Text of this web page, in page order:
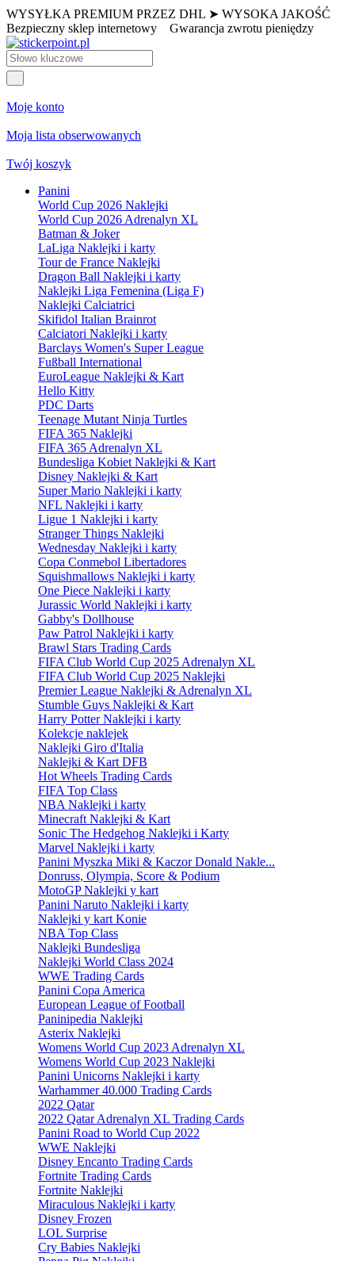
WYSYŁKA PREMIUM PRZEZ DHL ➤ WYSOKA JAKOŚĆ
Bezpieczny sklep internetowy Gwarancja zwrotu pieniędzy
Moje konto
Moja lista obserwowanych
Twój koszyk
Panini
World Cup 2026 Naklejki
World Cup 2026 Adrenalyn XL
Batman & Joker
LaLiga Naklejki i karty
Tour de France Naklejki
Dragon Ball Naklejki i karty
Naklejki Liga Femenina (Liga F)
Naklejki Calciatrici
Skifidol Italian Brainrot
Calciatori Naklejki i karty
Barclays Women's Super League
Fußball International
EuroLeague Naklejki & Kart
Hello Kitty
PDC Darts
Teenage Mutant Ninja Turtles
FIFA 365 Naklejki
FIFA 365 Adrenalyn XL
Bundesliga Kobiet Naklejki & Kart
Disney Naklejki & Kart
Super Mario Naklejki i karty
NFL Naklejki i karty
Ligue 1 Naklejki i karty
Stranger Things Naklejki
Wednesday Naklejki i karty
Copa Conmebol Libertadores
Squishmallows Naklejki i karty
One Piece Naklejki i karty
Jurassic World Naklejki i karty
Gabby's Dollhouse
Paw Patrol Naklejki i karty
Brawl Stars Trading Cards
FIFA Club World Cup 2025 Adrenalyn XL
FIFA Club World Cup 2025 Naklejki
Premier League Naklejki & Adrenalyn XL
Stumble Guys Naklejki & Kart
Harry Potter Naklejki i karty
Kolekcje naklejek
Naklejki Giro d'Italia
Naklejki & Kart DFB
Hot Wheels Trading Cards
FIFA Top Class
NBA Naklejki i karty
Minecraft Naklejki & Kart
Sonic The Hedgehog Naklejki i Karty
Marvel Naklejki i karty
Panini Myszka Miki & Kaczor Donald Nakle...
Donruss, Olympia, Score & Podium
MotoGP Naklejki y kart
Panini Naruto Naklejki i karty
Naklejki y kart Konie
NBA Top Class
Naklejki Bundesliga
Naklejki World Class 2024
WWE Trading Cards
Panini Copa America
European League of Football
Paninipedia Naklejki
Asterix Naklejki
Womens World Cup 2023 Adrenalyn XL
Womens World Cup 2023 Naklejki
Panini Unicorns Naklejki i karty
Warhammer 40.000 Trading Cards
2022 Qatar
2022 Qatar Adrenalyn XL Trading Cards
Panini Road to World Cup 2022
WWE Naklejki
Disney Encanto Trading Cards
Fortnite Trading Cards
Fortnite Naklejki
Miraculous Naklejki i karty
Disney Frozen
LOL Surprise
Cry Babies Naklejki